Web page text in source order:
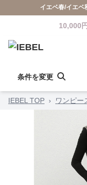
イエベ春/イエベ
10,000
条件を変更
IEBEL TOP › ワンピー